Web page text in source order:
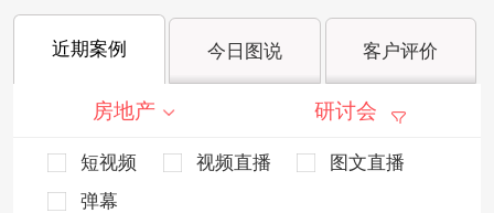
近期案例 今日图说 客户评价
房地产 研讨会
短视频 视频直播
图文直播
弹幕